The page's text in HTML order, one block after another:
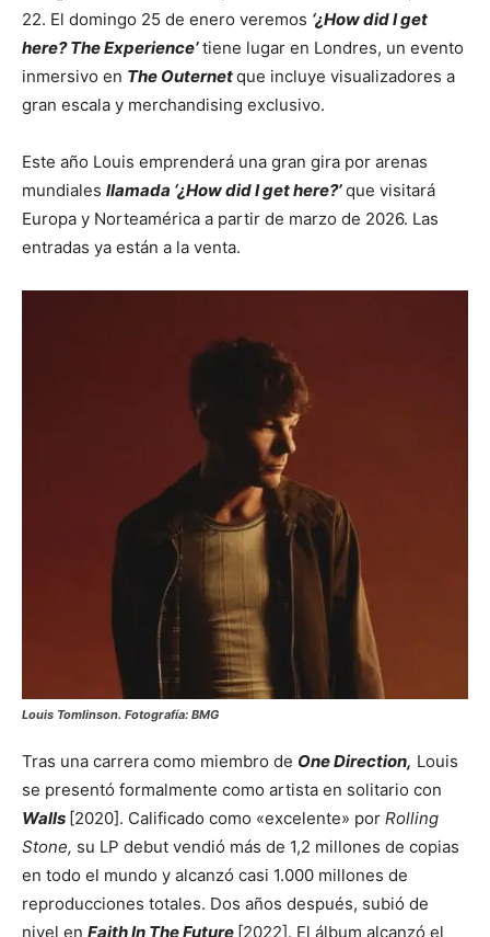
22. El domingo 25 de enero veremos ‘¿How did I get
here? The Experience’tiene lugar en Londres, un evento
inmersivo en The Outernetque incluye visualizadores a
gran escala y merchandising exclusivo.
Este año Louis emprenderá una gran gira por arenas
mundiales llamada ‘¿How did I get here?’que visitará
Europa y Norteamérica a partir de marzo de 2026. Las
entradas ya están a la venta.
Louis Tomlinson. Fotografía: BMG
Tras una carrera como miembro de One Direction, Louis
se presentó formalmente como artista en solitario con
Walls [2020]. Calificado como «excelente» por Rolling
Stone, su LP debut vendió más de 1,2 millones de copias
en todo el mundo y alcanzó casi 1.000 millones de
reproducciones totales. Dos años después, subió de
nivel en Faith In The Future [2022]. El álbum alcanzó el